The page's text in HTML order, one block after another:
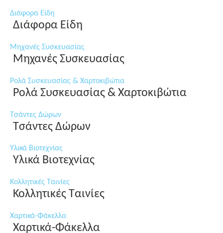
Διάφορα Είδη
Διάφορα Είδη
Μηχανές Συσκευασίας
Μηχανές Συσκευασίας
Ρολά Συσκευασίας & Χαρτοκιβώτια
Ρολά Συσκευασίας & Χαρτοκιβώτια
Τσάντες Δώρων
Τσάντες Δώρων
Υλικά Βιοτεχνίας
Υλικά Βιοτεχνίας
Κολλητικές Ταινίες
Κολλητικές Ταινίες
Χαρτικά-Φάκελλα
Χαρτικά-Φάκελλα